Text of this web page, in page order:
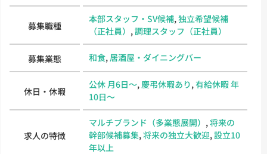
募集職種
本部スタッフ・SV候補,独立希望候補
（正社員） ,調理スタッフ（正社員）
募集業態 和食,居酒屋・ダイニングバー
休日・休暇
公休 月6日～, 慶弔休暇あり,有給休暇 年
10日～
求人の特徴
マルチブランド（多業態展開） ,将来の
幹部候補募集,将来の独立大歓迎,設立10
年以上